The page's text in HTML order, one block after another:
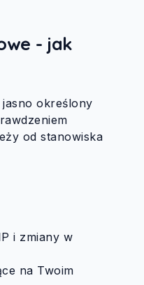
- jak
określony
od stanowiska
i zmiany w
na Twoim